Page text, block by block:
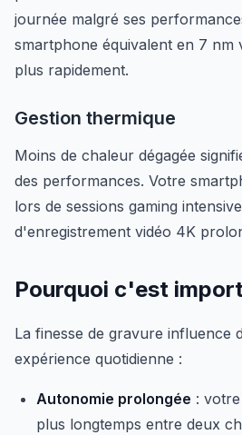
journée malgré ses
smartphone équivalent en 7 nm
plus rapidement.
Gestion thermique
Moins de chaleur dégagée
des performances. Votre
lors de sessions gaming
d'enregistrement vidéo 4K
Pourquoi c'est
La finesse de gravure influence
expérience quotidienne :
Autonomie prolongée :
plus longtemps entre deux